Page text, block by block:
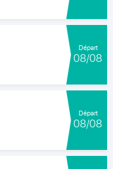
Départ
08/08
Départ
08/08